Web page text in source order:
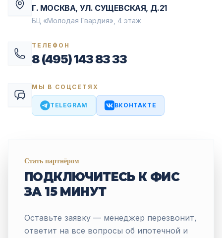
Г. МОСКВА, УЛ. СУЩЕВСКАЯ, Д.21
БЦ «Молодая Гвардия», 4 этаж
ТЕЛЕФОН
8 (495) 143 83 33
МЫ В СОЦСЕТЯХ
TELEGRAM ВКОНТАКТЕ
Стать партнёром
ПОДКЛЮЧИТЕСЬ К ФИС
ЗА 15 МИНУТ
Оставьте заявку — менеджер перезвонит,
ответит на все вопросы об ипотечной и